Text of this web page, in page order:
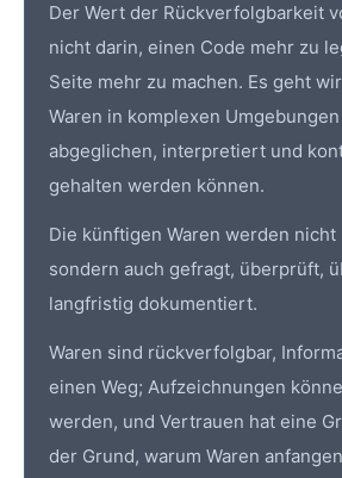
Der Wert der Rückverfolgbarkeit
nicht darin, einen Code mehr zu
Seite mehr zu machen. Es geht
Waren in komplexen
abgeglichen, interpretiert und
gehalten werden können.
Die künftigen Waren werden nicht
sondern auch gefragt, überprüft,
langfristig dokumentiert.
Waren sind rückverfolgbar,
einen Weg; Aufzeichnungen
werden, und Vertrauen hat eine
der Grund, warum Waren